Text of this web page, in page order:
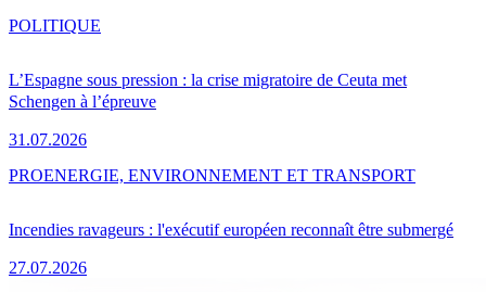
L’Espagne sous pression : la crise migratoire de Ceuta met
Schengen à l’épreuve
31.07.2026
POLITIQUE
Incendies ravageurs : l'exécutif européen reconnaît être submergé
27.07.2026
PROENERGIE, ENVIRONNEMENT ET TRANSPORT